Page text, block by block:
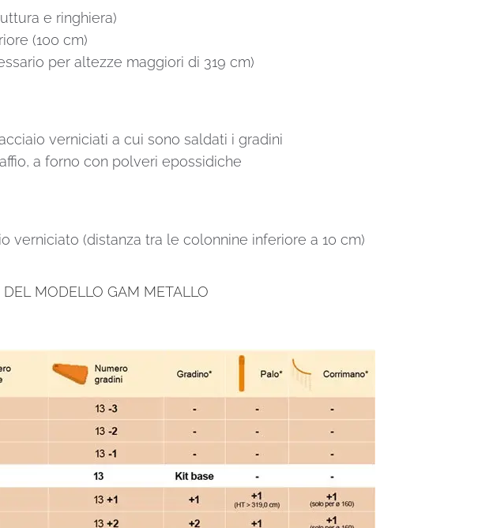
e ringhiera)
(100 cm)
per altezze maggiori di 319 cm)
verniciati a cui sono saldati i gradini
a forno con polveri epossidiche
verniciato (distanza tra le colonnine inferiore a 10 cm)
MODELLO GAM METALLO